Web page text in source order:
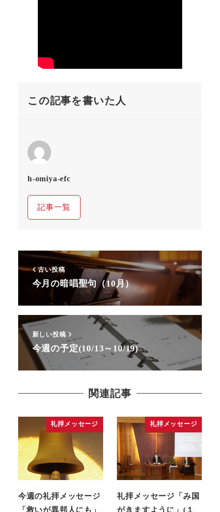
この記事を書いた人
h-omiya-efc
記事一覧
古い投稿
今月の暗唱聖句（10月）
新しい投稿
今週の予定(10/13～10/19)
関連記事
礼拝メッセージ
今週の礼拝メッセージ
「救いが異邦人にも」
礼拝メッセージ
礼拝メッセージ「み国
がきますように」(１